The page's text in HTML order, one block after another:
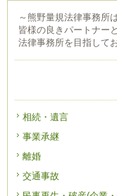
～熊野量規法律事務所
皆様の良きパートナー
法律事務所を目指して
相続・遺言
事業承継
離婚
交通事故